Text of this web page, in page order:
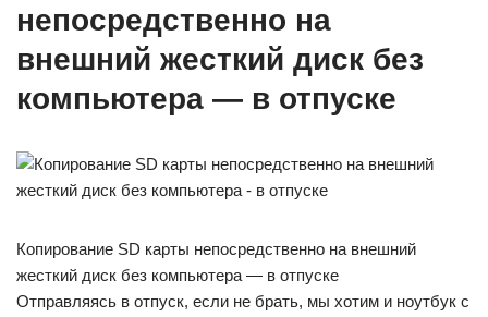
непосредственно на
внешний жесткий диск без
компьютера — в отпуске
Копирование SD карты непосредственно на внешний
жесткий диск без компьютера — в отпуске
Отправляясь в отпуск, если не брать, мы хотим и ноутбук с